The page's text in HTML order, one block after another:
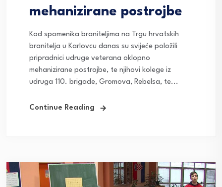
mehanizirane postrojbe
Kod spomenika braniteljima na Trgu hrvatskih
branitelja u Karlovcu danas su svijeće položili
pripradnici udruge veterana oklopno
mehanizirane postrojbe, te njihovi kolege iz
udruga 110. brigade, Gromova, Rebelsa, te...
Continue Reading